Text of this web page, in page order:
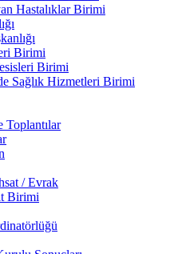
Hastalıklar Birimi
Birimi
Birimi
Sağlık Hizmetleri Birimi
Toplantılar
/ Evrak
Birimi